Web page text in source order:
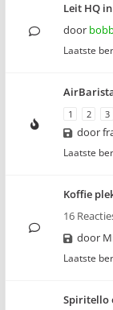
Leit HQ
door
Laatste
1 2 3
door
Laatste
Koffie
16
door
Laatste
Spiritello